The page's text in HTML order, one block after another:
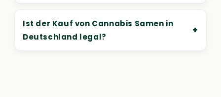
Ist der Kauf von Cannabis Samen in
Deutschland legal?
+